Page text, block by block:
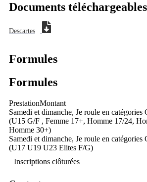
Documents téléchargeables
Descartes
Formules
Formules
PrestationMontant
Samedi et dimanche, Je roule en catégories
(U15 G/F , Femme 17+, Homme 17/24,
Homme 30+)
Samedi et dimanche, Je roule en catégories
(U17 U19 U23 Elites F/G)
Inscriptions clôturées